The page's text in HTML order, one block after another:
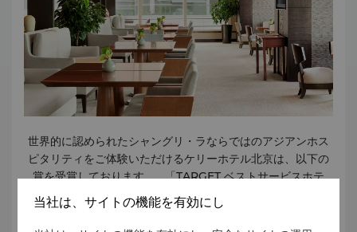
飲食 ルームサービス（24時間） レストラン2軒、バー2軒 ブ
ロッサムズ デリ ペーストリーショップ カプチーノバー ビジ
ネスセンター ビジネスセンターとオフィススイートでは、最
新設備と24時間対応のサービスをご提供しております。各種
設備と下記のプロフェッショナルサービスをご利用いただけ
るオフィス16室とミーティングルーム4室をご用意しており
デオ会議設備 ミーティングルーム/ボードルーム オフィス機
器レンタル サービス ファイリングサービス 名刺印刷 宅配便
サービス ファックス/コピーサービス プリンター/レーザープ
リント/スキャンサービス 秘書サービス 翻訳/通訳サービス 設
世界的に認められたシャングリ・ラならではのアジアンホス
ピタリティをご体験いただけるケリーホテル北京は、以下の
賞を受賞しております。 「TARGET ベストサービスホテ
ル」、ターゲットによる 「年度の家族向けホテル」、2024
年の目的地旅行ガイドによる 「優秀な目的地ホテル賞」、上
海ファミリー（ラグジュアリーライビング）による 「最高の
当社は、サイトの機能を有効にし